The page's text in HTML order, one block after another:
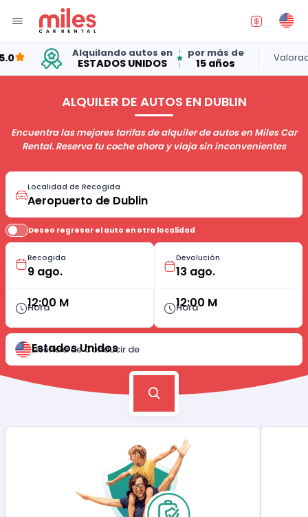
Alquilando autos en
ESTADOS UNIDOS
por más de
15 años Valoración
ALQUILER DE AUTOS EN DUBLIN
Encuentra las mejores tarifas de alquiler de autos en Miles Car
Rental. Reserva tu coche ahora y viaja sin inconvenientes
Localidad de Recogida
Deseo regresar el auto en otra localidad
Recogida
Hora
12:00 M
Devolución
Hora
12:00 M
Licencia de Conducir de
Estados Unidos